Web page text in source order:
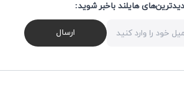
هایلند باخبر شوید:
ارسال